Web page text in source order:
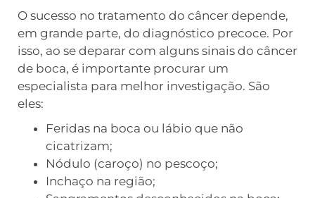
O sucesso no tratamento do câncer depende,
em grande parte, do diagnóstico precoce. Por
isso, ao se deparar com alguns sinais do câncer
de boca, é importante procurar um
especialista para melhor investigação. São
eles:
Feridas na boca ou lábio que não
cicatrizam;
Nódulo (caroço) no pescoço;
Inchaço na região;